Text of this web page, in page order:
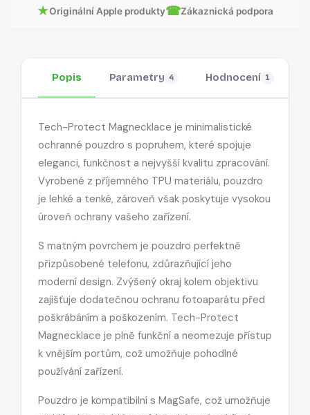
★Originální Apple produkty☎Zákaznická podpora
Popis Parametry 4 Hodnocení 1
Tech-Protect Magnecklace je minimalistické
ochranné pouzdro s popruhem, které spojuje
eleganci, funkčnost a nejvyšší kvalitu zpracování.
Vyrobené z příjemného TPU materiálu, pouzdro
je lehké a tenké, zároveň však poskytuje vysokou
úroveň ochrany vašeho zařízení.
S matným povrchem je pouzdro perfektně
přizpůsobené telefonu, zdůrazňující jeho
moderní design. Zvýšený okraj kolem objektivu
zajišťuje dodatečnou ochranu fotoaparátu před
poškrábáním a poškozením. Tech-Protect
Magnecklace je plně funkční a neomezuje přístup
k vnějším portům, což umožňuje pohodlné
používání zařízení.
Pouzdro je kompatibilní s MagSafe, což umožňuje